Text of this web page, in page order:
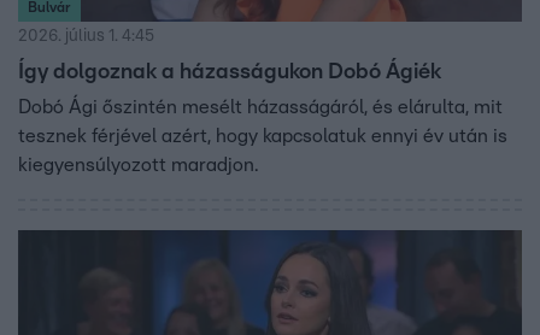
Bulvár
2026. július 1. 4:45
Így dolgoznak a házasságukon Dobó Ágiék
Dobó Ági őszintén mesélt házasságáról, és elárulta, mit
tesznek férjével azért, hogy kapcsolatuk ennyi év után is
kiegyensúlyozott maradjon.